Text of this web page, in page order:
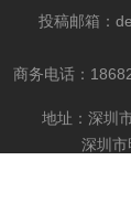
投稿邮箱：
商务电话：
地址：深圳
深圳市